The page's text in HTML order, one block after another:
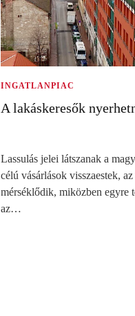
INGATLANPIAC
A lakáskeresők
Lassulás jelei látszanak a
célú vásárlások visszaestek,
mérséklődik, miközben egyre
az…